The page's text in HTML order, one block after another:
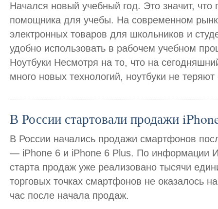
Начался новый учебный год. Это значит, что
помощника для учебы. На современном
электронных товаров для школьников и
удобно использовать в рабочем учебном
Ноутбуки Несмотря на то, что на
много новых технологий, ноутбуки не
В России стартовали продажи
В России начались продажи смартфонов
— iPhone 6 и iPhone 6 Plus. По информации
старта продаж уже реализовано тысячи
торговых точках смартфонов не оказалось
час после начала продаж.